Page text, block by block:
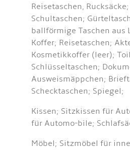
Reisetaschen,
Schultaschen;
ballförmige Taschen aus
Koffer; Reisetaschen;
Kosmetikkoffer (leer);
Schlüsseltaschen;
Ausweismäppchen;
Schecktaschen; Spiegel;
Kissen; Sitzkissen für
für Automo-bile;
Möbel; Sitzmöbel für